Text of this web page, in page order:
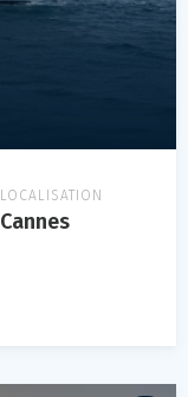
LOCALISATION
Cannes